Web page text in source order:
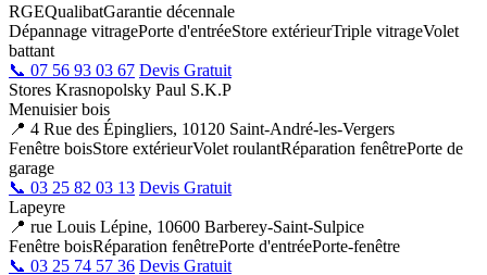
RGEQualibatGarantie décennale
Dépannage vitragePorte d'entréeStore extérieurTriple vitrageVolet
battant
📞 07 56 93 03 67 Devis Gratuit
Stores Krasnopolsky Paul S.K.P
Menuisier bois
📍 4 Rue des Épingliers, 10120 Saint-André-les-Vergers
Fenêtre boisStore extérieurVolet roulantRéparation fenêtrePorte de
garage
📞 03 25 82 03 13 Devis Gratuit
Lapeyre
📍 rue Louis Lépine, 10600 Barberey-Saint-Sulpice
Fenêtre boisRéparation fenêtrePorte d'entréePorte-fenêtre
📞 03 25 74 57 36 Devis Gratuit